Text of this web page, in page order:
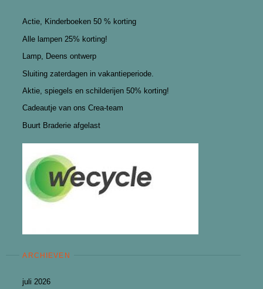
Actie, Kinderboeken 50 % korting
Alle lampen 25% korting!
Lamp, Deens ontwerp
Sluiting zaterdagen in vakantieperiode.
Aktie, spiegels en schilderijen 50% korting!
Cadeautje van ons Crea-team
Buurt Braderie afgelast
ARCHIEVEN
juli 2026